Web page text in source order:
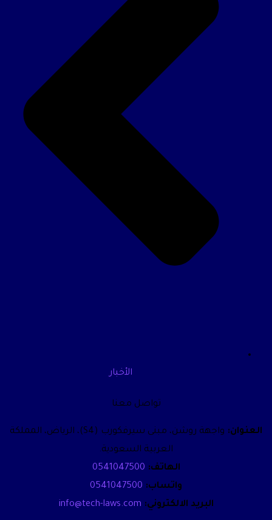
الأخبار
تواصل معنا
العنوان:
واجهة روشن، مبنى سيرفكورب (S4)، الرياض، المملكة
العربية السعودية.
الهاتف: 0541047500
واتساب: 0541047500
البريد الالكتروني: info@tech-laws.com